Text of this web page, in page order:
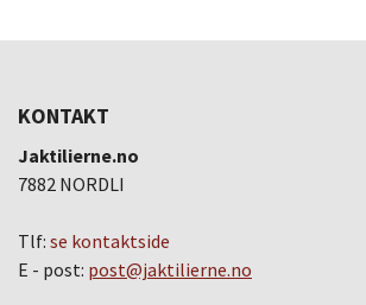
KONTAKT
Jaktilierne.no
7882 NORDLI
Tlf: se kontaktside
E - post: post@jaktilierne.no